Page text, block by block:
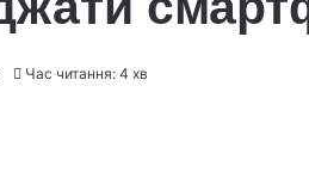
Час читання: 4 хв